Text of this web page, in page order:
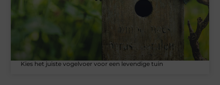
Kies het juiste vogelvoer voor een levendige tuin